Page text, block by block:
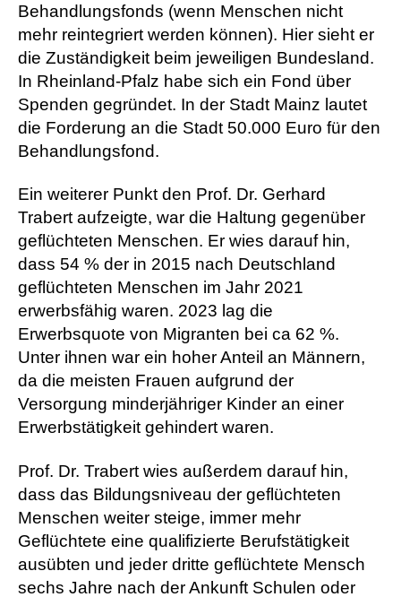
Behandlungsfonds (wenn Menschen nicht
mehr reintegriert werden können). Hier sieht er
die Zuständigkeit beim jeweiligen Bundesland.
In Rheinland-Pfalz habe sich ein Fond über
Spenden gegründet. In der Stadt Mainz lautet
die Forderung an die Stadt 50.000 Euro für den
Behandlungsfond.
Ein weiterer Punkt den Prof. Dr. Gerhard
Trabert aufzeigte, war die Haltung gegenüber
geflüchteten Menschen. Er wies darauf hin,
dass 54 % der in 2015 nach Deutschland
geflüchteten Menschen im Jahr 2021
erwerbsfähig waren. 2023 lag die
Erwerbsquote von Migranten bei ca 62 %.
Unter ihnen war ein hoher Anteil an Männern,
da die meisten Frauen aufgrund der
Versorgung minderjähriger Kinder an einer
Erwerbstätigkeit gehindert waren.
Prof. Dr. Trabert wies außerdem darauf hin,
dass das Bildungsniveau der geflüchteten
Menschen weiter steige, immer mehr
Geflüchtete eine qualifizierte Berufstätigkeit
ausübten und jeder dritte geflüchtete Mensch
sechs Jahre nach der Ankunft Schulen oder